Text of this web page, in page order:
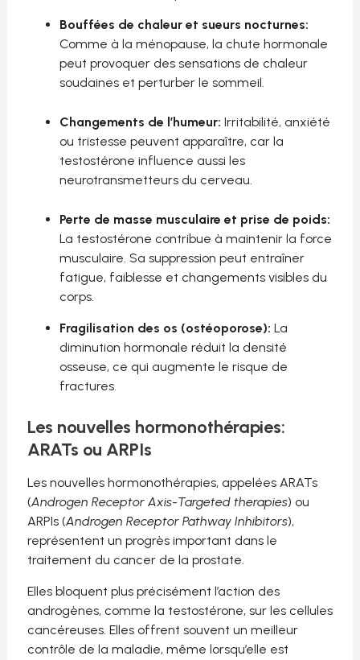
Bouffées de chaleur et sueurs nocturnes:
Comme à la ménopause, la chute hormonale
peut provoquer des sensations de chaleur
soudaines et perturber le sommeil.
Changements de l’humeur: Irritabilité, anxiété
ou tristesse peuvent apparaître, car la
testostérone influence aussi les
neurotransmetteurs du cerveau.
Perte de masse musculaire et prise de poids:
La testostérone contribue à maintenir la force
musculaire. Sa suppression peut entraîner
fatigue, faiblesse et changements visibles du
corps.
Fragilisation des os (ostéoporose): La
diminution hormonale réduit la densité
osseuse, ce qui augmente le risque de
fractures.
Les nouvelles hormonothérapies:
ARATs ou ARPIs
Les nouvelles hormonothérapies, appelées ARATs
(Androgen Receptor Axis-Targeted therapies) ou
ARPIs (Androgen Receptor Pathway Inhibitors),
représentent un progrès important dans le
traitement du cancer de la prostate.
Elles bloquent plus précisément l’action des
androgènes, comme la testostérone, sur les cellules
cancéreuses. Elles offrent souvent un meilleur
contrôle de la maladie, même lorsqu’elle est